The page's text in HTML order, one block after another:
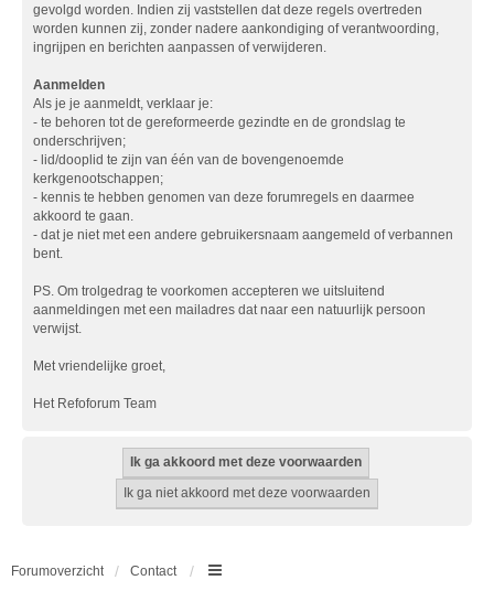
gevolgd worden. Indien zij vaststellen dat deze regels overtreden
worden kunnen zij, zonder nadere aankondiging of verantwoording,
ingrijpen en berichten aanpassen of verwijderen.
Aanmelden
Als je je aanmeldt, verklaar je:
- te behoren tot de gereformeerde gezindte en de grondslag te
onderschrijven;
- lid/dooplid te zijn van één van de bovengenoemde
kerkgenootschappen;
- kennis te hebben genomen van deze forumregels en daarmee
akkoord te gaan.
- dat je niet met een andere gebruikersnaam aangemeld of verbannen
bent.
PS. Om trolgedrag te voorkomen accepteren we uitsluitend
aanmeldingen met een mailadres dat naar een natuurlijk persoon
verwijst.
Met vriendelijke groet,
Het Refoforum Team
Forumoverzicht Contact